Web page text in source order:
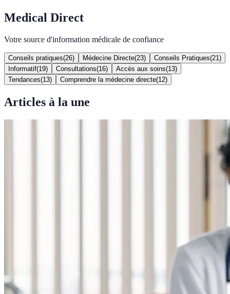
Medical Direct
Votre source d'information médicale de confiance
Conseils pratiques(26) Médecine Directe(23) Conseils Pratiques(21 )
Informatif(19) Consultations(16) Accès aux soins(13)
Tendances(13) Comprendre la médecine directe(12)
Articles à la une